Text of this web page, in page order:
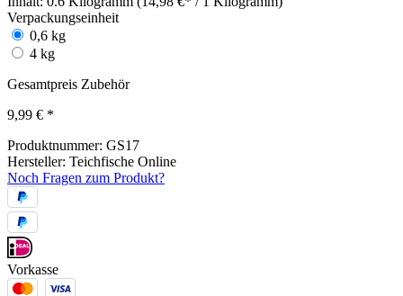
Verpackungseinheit
0,6 kg
4 kg
Gesamtpreis Zubehör
9,99 € *
Produktnummer: GS17
Hersteller: Teichfische Online
Noch Fragen zum Produkt?
Vorkasse